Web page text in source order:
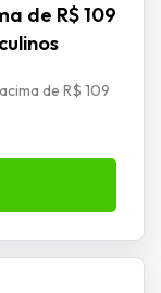
de R$ 109
de R$ 109